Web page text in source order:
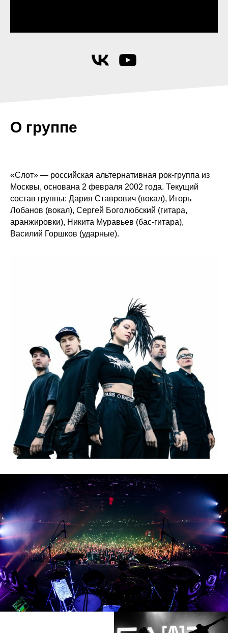
О группе
«Слот» — российская альтернативная рок-группа из
Москвы, основана 2 февраля 2002 года. Текущий
состав группы: Дария Ставрович (вокал), Игорь
Лобанов (вокал), Сергей Боголюбский (гитара,
аранжировки), Никита Муравьев (бас-гитара),
Василий Горшков (ударные).